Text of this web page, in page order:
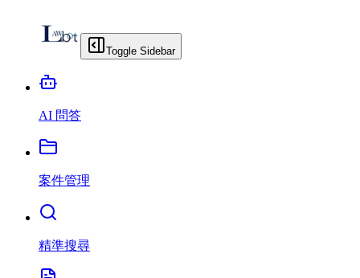
Toggle Sidebar
AI 問答
案件管理
精準搜尋